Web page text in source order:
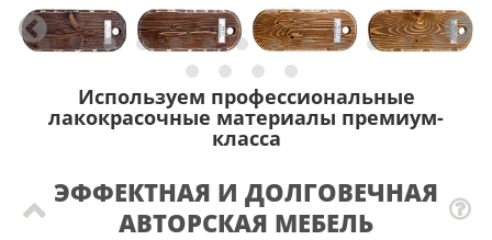
Используем профессиональные
лакокрасочные материалы премиум-
класса
ЭФФЕКТНАЯ И ДОЛГОВЕЧНАЯ
АВТОРСКАЯ МЕБЕЛЬ